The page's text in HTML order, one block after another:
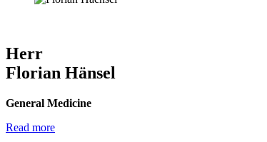
Herr
Florian Hänsel
General Medicine
Read more